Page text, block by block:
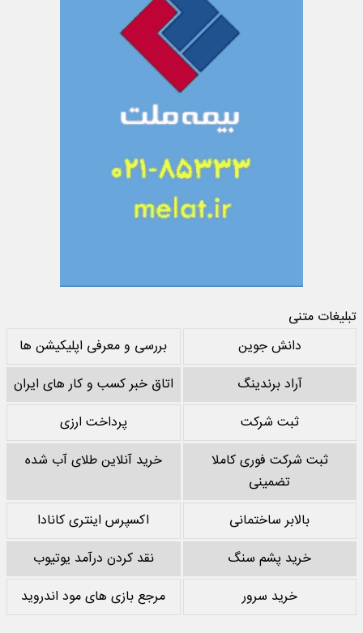
تبلیغات متنی
دانش جوین
بررسی و معرفی اپلیکیشن ها
آراد برندینگ
اتاق خبر کسب و کار های ایران
ثبت شرکت
پرداخت ارزی
ثبت شرکت فوری کاملا
تضمینی
خرید آنلاین طلای آب شده
بالابر ساختمانی
اکسپرس اینتری کانادا
خرید پشم سنگ
نقد کردن درآمد یوتیوب
خرید سرور
مرجع بازی های مود اندروید